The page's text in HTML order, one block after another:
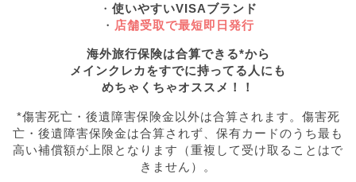
・ 使いやすいVISAブランド
・ 店舗受取で最短即日発行
海外旅行保険は合算できる*から
メインクレカをすでに持ってる人にも
めちゃくちゃオススメ！！
*傷害死亡・後遺障害保険金以外は合算されます。傷害死
亡・後遺障害保険金は合算されず、保有カードのうち最も
高い補償額が上限となります（重複して受け取ることはで
きません）。